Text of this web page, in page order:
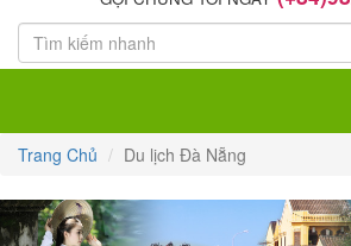
Trang Chủ Du lịch Đà Nẵng